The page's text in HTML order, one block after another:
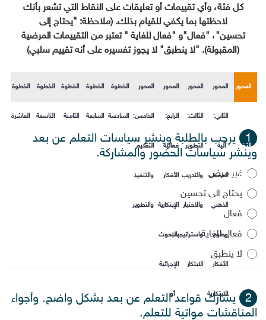
كل فئة، وأي تقييمات أو تعليقات على النقاط التي تشعر بأنك
لاحظتها بما يكفي للقيام بذلك. (ملاحظة: "يحتاج إلى
تحسين"، "فعال"و "فعال للغاية " تعتبر من التقييمات المرضية
(المقبولة). "لا ينطبق" لا يجوز تفسيره على أنه تقييم سلبي)
المحور
التخطيط
الاستراتيجي
المحور
الثاني:
آلية
العصف
الذهني
وطرح
الأفكار
الابتكارية
المحور
الثالث:
التطوير
والتدريب
والاختبار
واستراتيجيات
الابتكار
المحور
الرابع:
فعالية
الأفكار
الإبتكارية
بالبحوث
الإجرائية
أو
المحور
الخامس:
التقديم
والتنفيذ
والتطوير
الخطوة
السادسة
الخطوة
السابعة
الخطوة
الثامنة
الخطوة
التاسعة
الخطوة
العاشرة
1
يرحب بالطلبة وينشر سياسات التعلم عن بعد
وينشر سياسات الحضور والمشاركة.
غير مرض
يحتاج الى تحسين
فعال
فعال للغاية
لا ينطبق
2
يشارك قواعد التعلم عن بعد بشكل واضح. وأجواء
المناقشات مواتية للتعلم.